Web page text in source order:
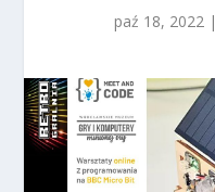
paź 18, 2022|